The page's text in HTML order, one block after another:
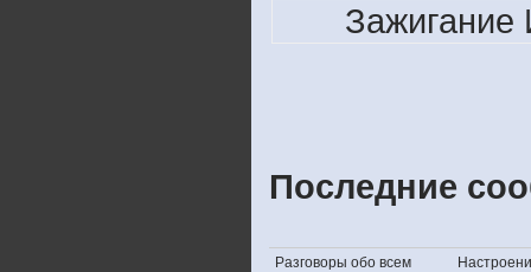
Последние
Разговоры обо всем